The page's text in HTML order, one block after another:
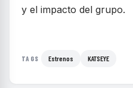
y el impacto del grupo.
TAGS Estrenos KATSEYE